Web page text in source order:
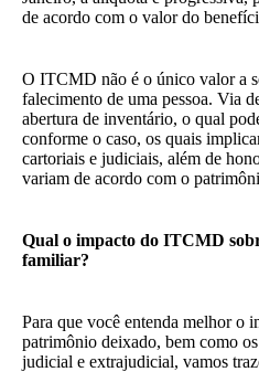
de acordo com o valor do
O ITCMD não é o único valor a
falecimento de uma pessoa. Via
abertura de inventário, o qual
conforme o caso, os quais
cartoriais e judiciais, além de
variam de acordo com o
Qual o impacto do ITCMD
familiar?
Para que você entenda melhor o
patrimônio deixado, bem como
judicial e extrajudicial, vamos